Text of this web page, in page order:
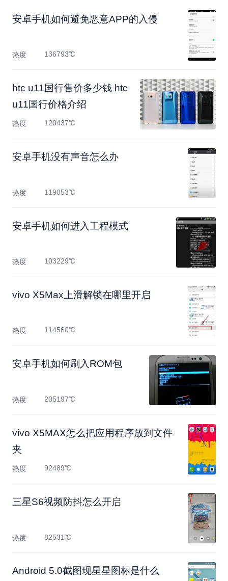
安卓手机如何避免恶意APP的入侵
热度 136793℃
htc u11国行售价多少钱 htc
u11国行价格介绍
热度 120437℃
安卓手机没有声音怎么办
热度 119053℃
安卓手机如何进入工程模式
热度 103229℃
vivo X5Max上滑解锁在哪里开启
热度 114560℃
安卓手机如何刷入ROM包
热度 205197℃
vivo X5MAX怎么把应用程序放到文件
夹
热度 92489℃
三星S6视频防抖怎么开启
热度 82531℃
Android 5.0截图现星星图标是什么